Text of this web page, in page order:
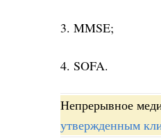
3. MMSE;
4. SOFA.
Непрерывное
утвержденным